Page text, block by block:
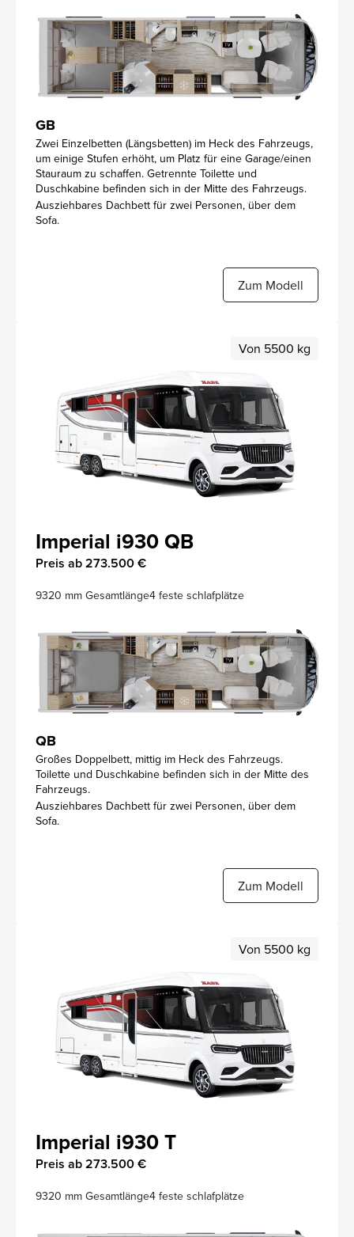
GB
Zwei Einzelbetten (Längsbetten) im Heck des Fahrzeugs,
um einige Stufen erhöht, um Platz für eine Garage/einen
Stauraum zu schaffen. Getrennte Toilette und
Duschkabine befinden sich in der Mitte des Fahrzeugs.
Ausziehbares Dachbett für zwei Personen, über dem
Sofa.
Zum Modell
Von 5500 kg
Imperial i930 QB
Preis ab 273.500 €
9320 mm Gesamtlänge4 feste schlafplätze
QB
Großes Doppelbett, mittig im Heck des Fahrzeugs.
Toilette und Duschkabine befinden sich in der Mitte des
Fahrzeugs.
Ausziehbares Dachbett für zwei Personen, über dem
Sofa.
Zum Modell
Von 5500 kg
Imperial i930 T
Preis ab 273.500 €
9320 mm Gesamtlänge4 feste schlafplätze